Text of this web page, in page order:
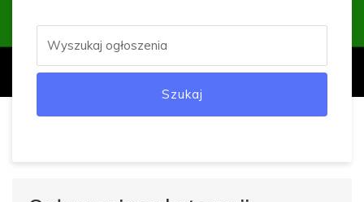
Szukaj